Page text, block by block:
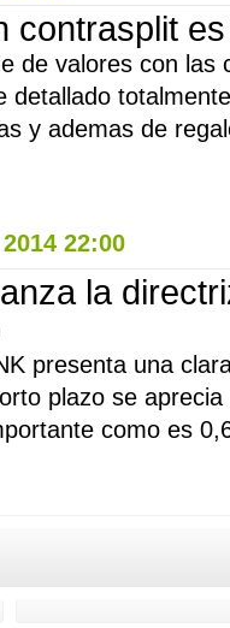
contrasplit
de valores con las
detallado
y ademas de
22:00
la
presenta una
plazo se
como es